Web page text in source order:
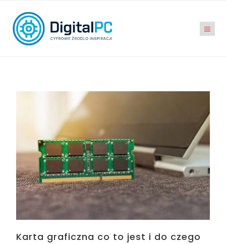
Karta graficzna co to jest i do czego